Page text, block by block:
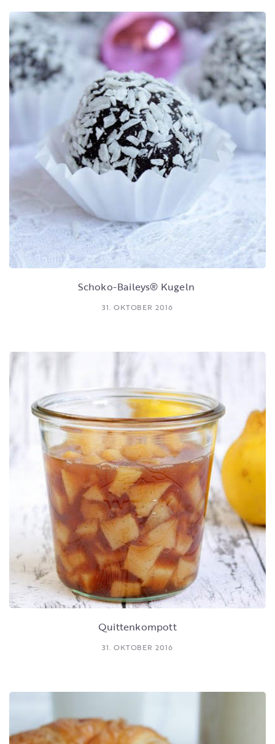
Schoko-Baileys® Kugeln
31. OKTOBER 2016
Quittenkompott
31. OKTOBER 2016